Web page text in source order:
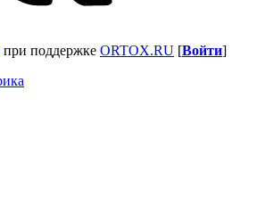
при поддержке ORTOX.RU [Войти]